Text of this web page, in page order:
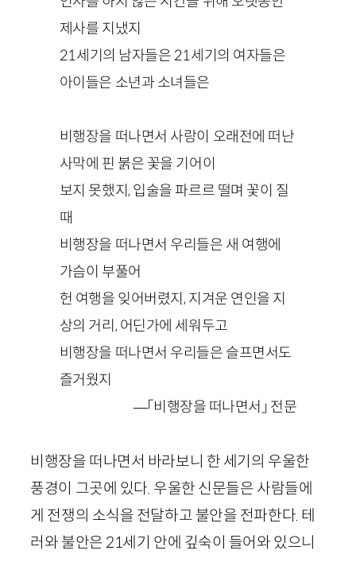
제사를 지냈지
21세기의 남자들은21세기의 여자들은
아이들은 소년과 소녀들은
비행장을 떠나면서 사랑이 오래전에 떠난
사막에 핀 붉은 꽃을 기어이
보지 못했지, 입술을 파르르 떨며 꽃이 질
때
비행장을 떠나면서 우리들은 새 여행에
가슴이 부풀어
헌 여행을 잊어버렸지, 지겨운 연인을 지
상의 거리, 어딘가에 세워두고
비행장을 떠나면서 우리들은 슬프면서도
즐거웠지
—「비행장을 떠나면서」 전문
비행장을 떠나면서 바라보니 한 세기의 우울한
풍경이 그곳에 있다. 우울한 신문들은 사람들에
게 전쟁의 소식을 전달하고 불안을 전파한다. 테
러와 불안은 21세기 안에 깊숙이 들어와 있으니